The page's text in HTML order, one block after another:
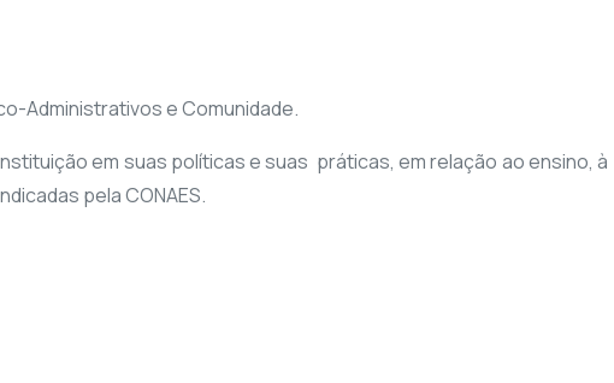
Administrativos e Comunidade.
em suas políticas e suas práticas, em relação ao ensino,
pela CONAES.